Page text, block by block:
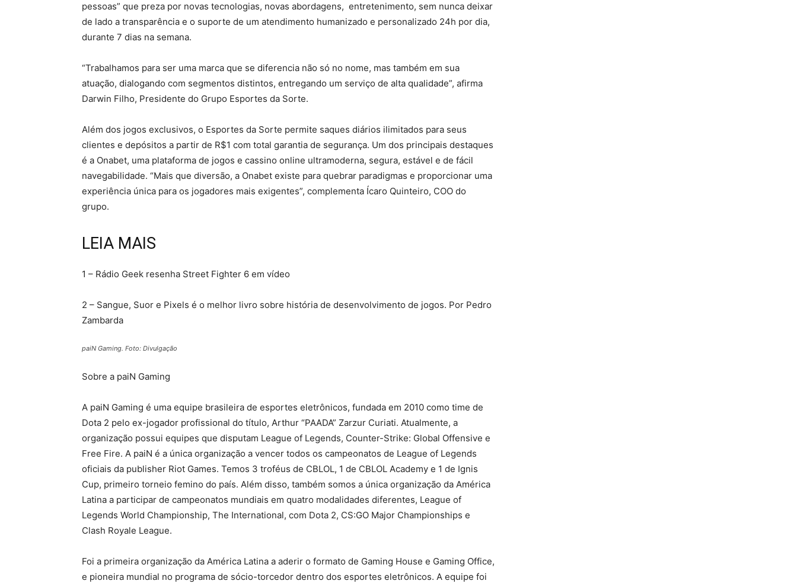
pessoas” que preza por novas tecnologias, novas abordagens, entretenimento, sem nunca deixar
de lado a transparência e o suporte de um atendimento humanizado e personalizado 24h por dia,
durante 7 dias na semana.
“Trabalhamos para ser uma marca que se diferencia não só no nome, mas também em sua
atuação, dialogando com segmentos distintos, entregando um serviço de alta qualidade”, afirma
Darwin Filho, Presidente do Grupo Esportes da Sorte.
Além dos jogos exclusivos, o Esportes da Sorte permite saques diários ilimitados para seus
clientes e depósitos a partir de R$1 com total garantia de segurança. Um dos principais destaques
é a Onabet, uma plataforma de jogos e cassino online ultramoderna, segura, estável e de fácil
navegabilidade. “Mais que diversão, a Onabet existe para quebrar paradigmas e proporcionar uma
experiência única para os jogadores mais exigentes”, complementa Ícaro Quinteiro, COO do
grupo.
LEIA MAIS
1 – Rádio Geek resenha Street Fighter 6 em vídeo
2 – Sangue, Suor e Pixels é o melhor livro sobre história de desenvolvimento de jogos. Por Pedro
Zambarda
paiN Gaming. Foto: Divulgação
Sobre a paiN Gaming
A paiN Gaming é uma equipe brasileira de esportes eletrônicos, fundada em 2010 como time de
Dota 2 pelo ex-jogador profissional do título, Arthur “PAADA” Zarzur Curiati. Atualmente, a
organização possui equipes que disputam League of Legends, Counter-Strike: Global Offensive e
Free Fire. A paiN é a única organização a vencer todos os campeonatos de League of Legends
oficiais da publisher Riot Games. Temos 3 troféus de CBLOL, 1 de CBLOL Academy e 1 de Ignis
Cup, primeiro torneio femino do país. Além disso, também somos a única organização da América
Latina a participar de campeonatos mundiais em quatro modalidades diferentes, League of
Legends World Championship, The International, com Dota 2, CS:GO Major Championships e
Clash Royale League.
Foi a primeira organização da América Latina a aderir o formato de Gaming House e Gaming Office,
e pioneira mundial no programa de sócio-torcedor dentro dos esportes eletrônicos. A equipe foi